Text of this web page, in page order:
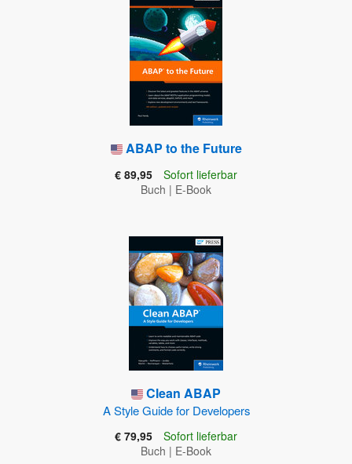
ABAP to the Future
€ 89,95
Sofort lieferbar
Buch | E-Book
Clean ABAP
A Style Guide for Developers
€ 79,95
Sofort lieferbar
Buch | E-Book